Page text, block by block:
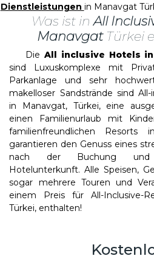
Dienstleistungen in Manavgat
Was ist in All
ManavgatTürkei
DieAll inclusive Hotels
sind Luxuskomplexe mit
Parkanlage und sehr
makelloser Sandstrände sind All-
in Manavgat, Türkei, eine
einen Familienurlaub mit
familienfreundlichen Resorts
garantieren den Genuss eines
nach der Buchung und
Hotelunterkunft. Alle Speisen,
sogar mehrere Touren und
einem Preis für All-Inclusive-
Türkei, enthalten!